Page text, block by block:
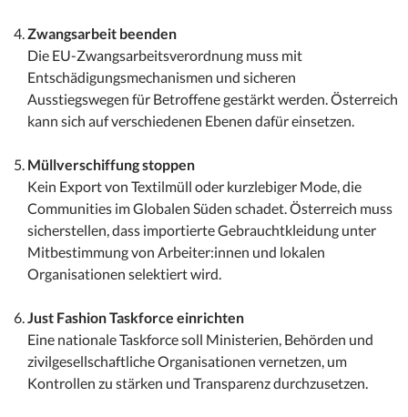
Zwangsarbeit beenden
Die EU-Zwangsarbeitsverordnung muss mit
Entschädigungsmechanismen und sicheren
Ausstiegswegen für Betroffene gestärkt werden. Österreich
kann sich auf verschiedenen Ebenen dafür einsetzen.
Müllverschiffung stoppen
Kein Export von Textilmüll oder kurzlebiger Mode, die
Communities im Globalen Süden schadet. Österreich muss
sicherstellen, dass importierte Gebrauchtkleidung unter
Mitbestimmung von Arbeiter:innen und lokalen
Organisationen selektiert wird.
Just Fashion Taskforce einrichten
Eine nationale Taskforce soll Ministerien, Behörden und
zivilgesellschaftliche Organisationen vernetzen, um
Kontrollen zu stärken und Transparenz durchzusetzen.